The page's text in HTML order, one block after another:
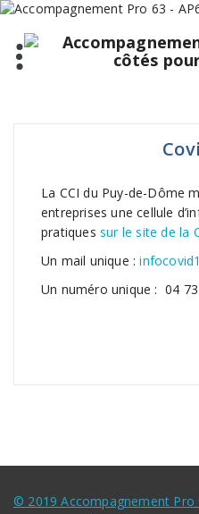
La CCI du Puy-de-Dôme
entreprises une cellule
pratiques sur le site de la
Un mail unique :
Un numéro unique : 04
© 2019 Accompagnement Pro